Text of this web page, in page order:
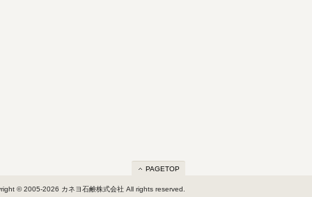
PAGETOP
© 2005-2026 カネヨ石鹸株式会社 All rights reserved.